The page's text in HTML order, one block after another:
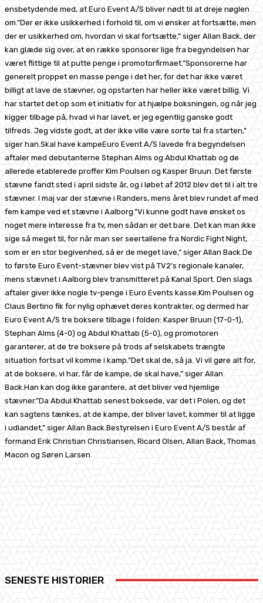
ensbetydende med, at Euro Event A/S bliver nødt til at dreje nøglen
om.”Der er ikke usikkerhed i forhold til, om vi ønsker at fortsætte, men
der er usikkerhed om, hvordan vi skal fortsætte,” siger Allan Back, der
kan glæde sig over, at en række sponsorer lige fra begyndelsen har
været flittige til at putte penge i promotorfirmaet.”Sponsorerne har
generelt proppet en masse penge i det her, for det har ikke været
billigt at lave de stævner, og opstarten har heller ikke været billig. Vi
har startet det op som et initiativ for at hjælpe boksningen, og når jeg
kigger tilbage på, hvad vi har lavet, er jeg egentlig ganske godt
tilfreds. Jeg vidste godt, at der ikke ville være sorte tal fra starten,”
siger han.Skal have kampeEuro Event A/S lavede fra begyndelsen
aftaler med debutanterne Stephan Alms og Abdul Khattab og de
allerede etablerede proffer Kim Poulsen og Kasper Bruun. Det første
stævne fandt sted i april sidste år, og i løbet af 2012 blev det til i alt tre
stævner. I maj var der stævne i Randers, mens året blev rundet af med
fem kampe ved et stævne i Aalborg.”Vi kunne godt have ønsket os
noget mere interesse fra tv, men sådan er det bare. Det kan man ikke
sige så meget til, for når man ser seertallene fra Nordic Fight Night,
som er en stor begivenhed, så er de meget lave,” siger Allan Back.De
to første Euro Event-stævner blev vist på TV2’s regionale kanaler,
mens stævnet i Aalborg blev transmitteret på Kanal Sport. Den slags
aftaler giver ikke nogle tv-penge i Euro Events kasse.Kim Poulsen og
Claus Bertino fik for nylig ophævet deres kontrakter, og dermed har
Euro Event A/S tre boksere tilbage i folden: Kasper Bruun (17-0-1),
Stephan Alms (4-0) og Abdul Khattab (5-0), og promotoren
garanterer, at de tre boksere på trods af selskabets trængte
situation fortsat vil komme i kamp.”Det skal de, så ja. Vi vil gøre alt for,
at de boksere, vi har, får de kampe, de skal have,” siger Allan
Back.Han kan dog ikke garantere, at det bliver ved hjemlige
stævner.”Da Abdul Khattab senest boksede, var det i Polen, og det
kan sagtens tænkes, at de kampe, der bliver lavet, kommer til at ligge
i udlandet,” siger Allan Back.Bestyrelsen i Euro Event A/S består af
formand Erik Christian Christiansen, Ricard Olsen, Allan Back, Thomas
Macon og Søren Larsen.
SENESTE HISTORIER